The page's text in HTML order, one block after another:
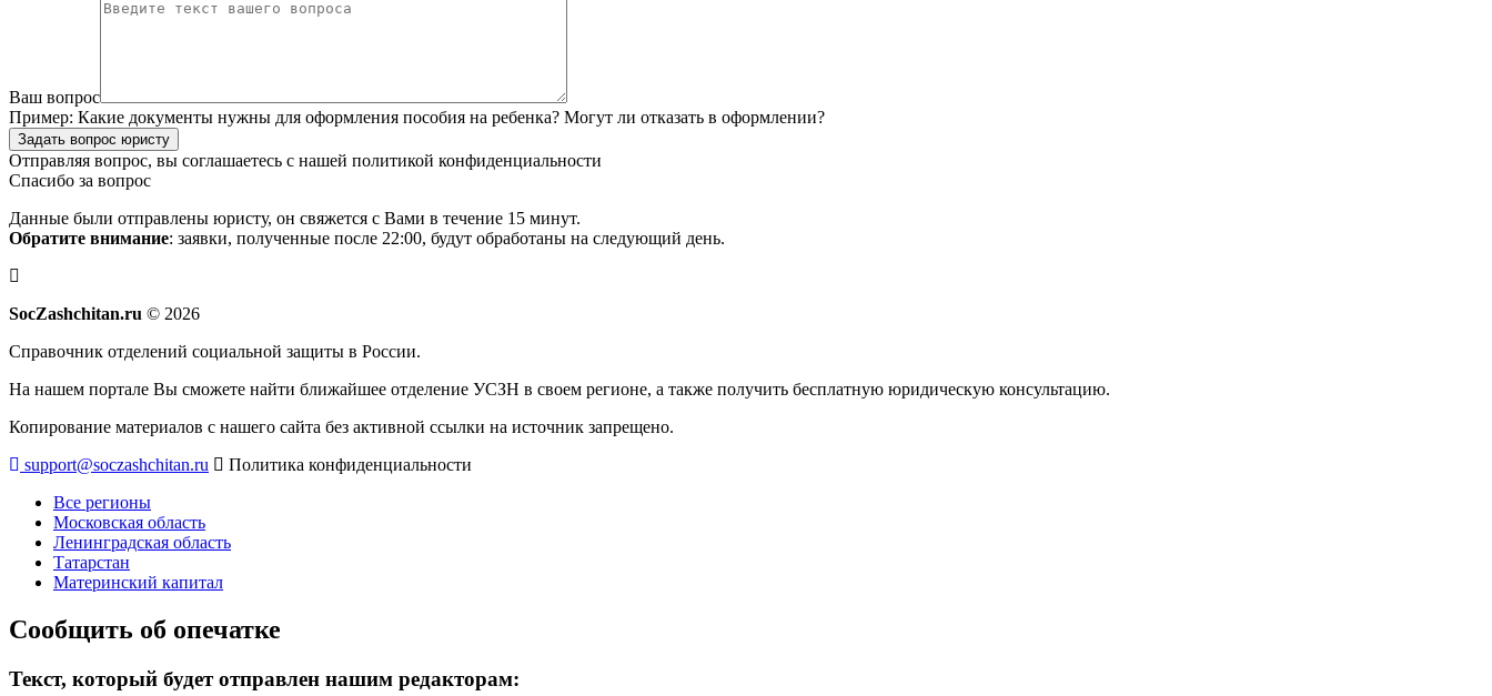
Ваш вопрос
Пример: Какие документы нужны для оформления пособия на ребенка? Могут ли отказать в оформлении?
Задать вопрос юристу
Отправляя вопрос, вы соглашаетесь с нашей политикой конфиденциальности
Спасибо за вопрос
Данные были отправлены юристу, он свяжется с Вами в течение 15 минут.
Обратите внимание: заявки, полученные после 22:00, будут обработаны на следующий день.
SocZashchitan.ru © 2026
Справочник отделений социальной защиты в России.
На нашем портале Вы сможете найти ближайшее отделение УСЗН в своем регионе, а также получить бесплатную юридическую консультацию.
Копирование материалов с нашего сайта без активной ссылки на источник запрещено.
support@soczashchitan.ru
Политика конфиденциальности
Все регионы
Московская область
Ленинградская область
Татарстан
Материнский капитал
Сообщить об опечатке
Текст, который будет отправлен нашим редакторам: